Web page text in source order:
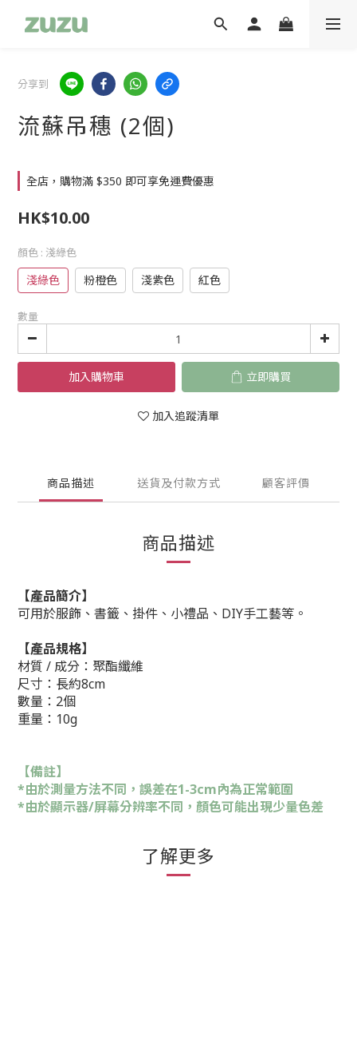
分享到
流蘇吊穗 (2個)
全店，購物滿 $350 即可享免運費優惠
HK$10.00
顏色 : 淺綠色
淺綠色 粉橙色 淺紫色 紅色
數量
加入購物車 立即購買
加入追蹤清單
商品描述 送貨及付款方式 顧客評價
商品描述
【產品簡介】
可用於服飾、書籤、掛件、小禮品、DIY手工藝等。
【產品規格】
材質 / 成分： 聚酯纖維
尺寸： 長約8cm
數量：2個
重量：10g
【備註】
*由於測量方法不同，誤差在1-3cm內為正常範圍
*由於顯示器/屏幕分辨率不同，顏色可能出現少量色差
了解更多